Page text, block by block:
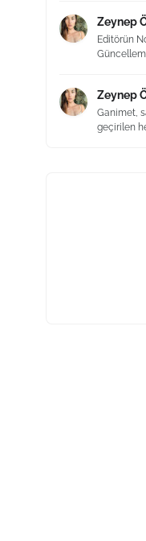
Zeynep
Editörün
Zeynep
Ganimet,
geçirilen